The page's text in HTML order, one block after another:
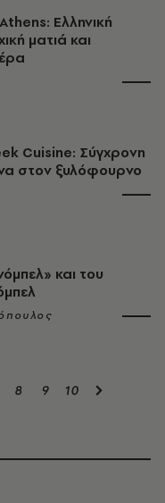
Ελληνική
ματιά και
Cuisine: Σύγχρονη
στον ξυλόφουρνο
και του
8 9 10